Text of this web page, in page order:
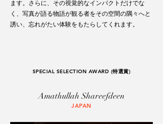
ます。さらに、その視覚的なインパクトだけでな
く、写真が語る物語が観る者をその空間の隅々へと
誘い、忘れがたい体験をもたらしてくれます。
SPECIAL SELECTION AWARD (特選賞)
Amathullah Shareefdeen
JAPAN